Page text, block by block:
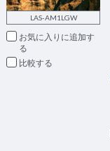
LAS-AM1LGW
お気に入りに追加
比較